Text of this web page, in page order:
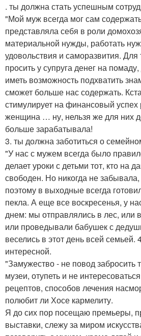
. ты должна стать успешным
"Мой муж всегда мог сам
представляла себя в роли
материальной нужды, работать
удовольствия и саморазвития. Для
просить у супруга денег на
иметь возможность подхватить
сможет больше нас содержать.
стимулирует на финансовый
женщина … ну, нельзя же для них
больше зарабатывала!
3. ты должна заботиться о
"У нас с мужем всегда было
делает уроки с детьми тот, кто на
свободен. Но никогда не
поэтому в выходные всегда
пекла. А еще все воскресенья, у
днем: мы отправлялись в лес, или
или проведывали бабушек с
веселись в этот день всей
интересной.
"Замужество - не повод забросить
музеи, отупеть и не
рецептов, способов лечения
полюбит ли Хосе кармелиту.
Я до сих пор посещаю премьеры,
выставки, слежу за миром